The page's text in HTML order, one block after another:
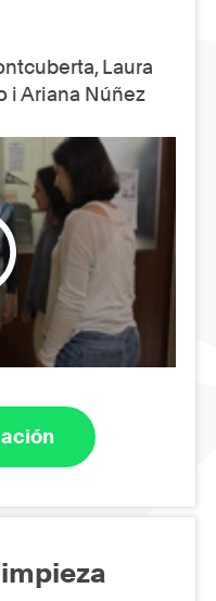
Laura
i Ariana Núñez